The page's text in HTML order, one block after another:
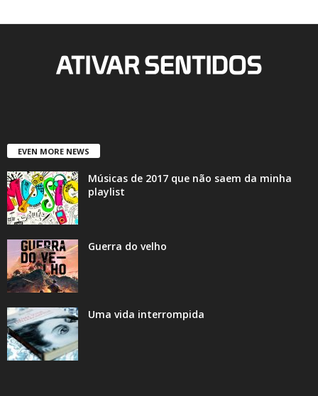
EVEN MORE NEWS
Músicas de 2017 que não saem da minha
playlist
Guerra do velho
Uma vida interrompida